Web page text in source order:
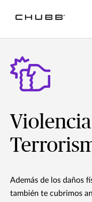
Además de los daños
también te cubrimos